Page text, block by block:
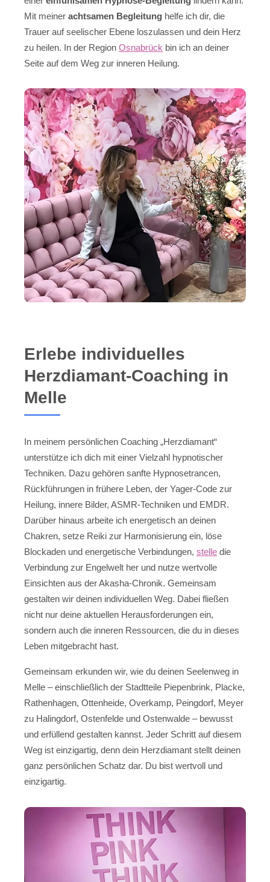
Mit meiner achtsamen Begleitung helfe ich dir, die
Trauer auf seelischer Ebene loszulassen und dein Herz
zu heilen. In der Region Osnabrück bin ich an deiner
Seite auf dem Weg zur inneren Heilung.
Erlebe individuelles
Herzdiamant-Coaching in
Melle
In meinem persönlichen Coaching „Herzdiamant“
unterstütze ich dich mit einer Vielzahl hypnotischer
Techniken. Dazu gehören sanfte Hypnosetrancen,
Rückführungen in frühere Leben, der Yager-Code zur
Heilung, innere Bilder, ASMR-Techniken und EMDR.
Darüber hinaus arbeite ich energetisch an deinen
Chakren, setze Reiki zur Harmonisierung ein, löse
Blockaden und energetische Verbindungen, stelle die
Verbindung zur Engelwelt her und nutze wertvolle
Einsichten aus der Akasha-Chronik. Gemeinsam
gestalten wir deinen individuellen Weg. Dabei fließen
nicht nur deine aktuellen Herausforderungen ein,
sondern auch die inneren Ressourcen, die du in dieses
Leben mitgebracht hast.
Gemeinsam erkunden wir, wie du deinen Seelenweg in
Melle – einschließlich der Stadtteile Piepenbrink, Placke,
Rathenhagen, Ottenheide, Overkamp, Peingdorf, Meyer
zu Halingdorf, Ostenfelde und Ostenwalde – bewusst
und erfüllend gestalten kannst. Jeder Schritt auf diesem
Weg ist einzigartig, denn dein Herzdiamant stellt deinen
ganz persönlichen Schatz dar. Du bist wertvoll und
einzigartig.